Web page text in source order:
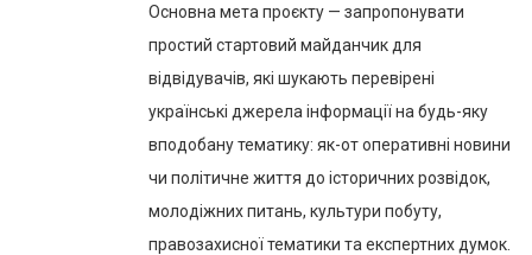
Основна мета проєкту — запропонувати
простий стартовий майданчик для
відвідувачів, які шукають перевірені
українські джерела інформації на будь-яку
вподобану тематику: як-от оперативні новини
чи політичне життя до історичних розвідок,
молодіжних питань, культури побуту,
правозахисної тематики та експертних думок.